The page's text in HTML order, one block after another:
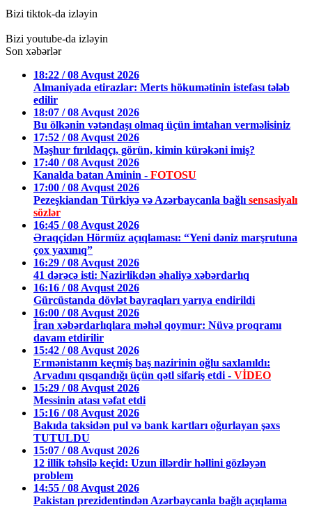
Bizi tiktok-da izləyin
Bizi youtube-da izləyin
Son xəbərlər
18:22 / 08 Avqust 2026
Almaniyada etirazlar: Merts hökumətinin istefası tələb
edilir
18:07 / 08 Avqust 2026
Bu ölkənin vətəndaşı olmaq üçün imtahan verməlisiniz
17:52 / 08 Avqust 2026
Məşhur fırıldaqçı, görün, kimin kürəkəni imiş?
17:40 / 08 Avqust 2026
Kanalda batan Aminin - FOTOSU
17:00 / 08 Avqust 2026
Pezeşkiandan Türkiyə və Azərbaycanla bağlı sensasiyalı
sözlər
16:45 / 08 Avqust 2026
Əraqçidən Hörmüz açıqlaması: “Yeni dəniz marşrutuna
çox yaxınıq”
16:29 / 08 Avqust 2026
41 dərəcə isti: Nazirlikdən əhaliyə xəbərdarlıq
16:16 / 08 Avqust 2026
Gürcüstanda dövlət bayraqları yarıya endirildi
16:00 / 08 Avqust 2026
İran xəbərdarlıqlara məhəl qoymur: Nüvə proqramı
davam etdirilir
15:42 / 08 Avqust 2026
Ermənistanın keçmiş baş nazirinin oğlu saxlanıldı:
Arvadını qısqandığı üçün qətl sifariş etdi - VİDEO
15:29 / 08 Avqust 2026
Messinin atası vəfat etdi
15:16 / 08 Avqust 2026
Bakıda taksidən pul və bank kartları oğurlayan şəxs
TUTULDU
15:07 / 08 Avqust 2026
12 illik təhsilə keçid: Uzun illərdir həllini gözləyən
problem
14:55 / 08 Avqust 2026
Pakistan prezidentindən Azərbaycanla bağlı açıqlama